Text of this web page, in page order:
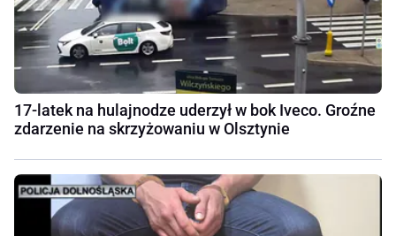
17-latek na hulajnodze uderzył w bok Iveco. Groźne
zdarzenie na skrzyżowaniu w Olsztynie